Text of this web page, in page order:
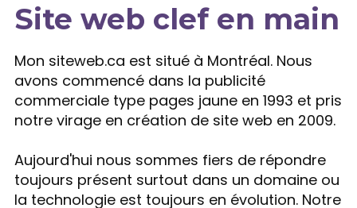
Expertise
Site web clef en main
Mon siteweb.ca est situé à Montréal. Nous
avons commencé dans la publicité
commerciale type pages jaune en 1993 et pris
notre virage en création de site web en 2009.
Aujourd'hui nous sommes fiers de répondre
toujours présent surtout dans un domaine ou
la technologie est toujours en évolution. Notre